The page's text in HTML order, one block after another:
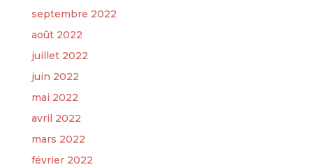
septembre 2022
août 2022
juillet 2022
juin 2022
mai 2022
avril 2022
mars 2022
février 2022